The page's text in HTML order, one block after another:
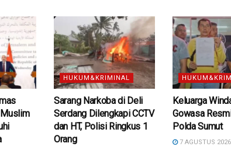
HUKUM&KRIMINAL
Sarang Narkoba di Deli
Serdang Dilengkapi CCTV
dan HT, Polisi Ringkus 1
Orang
Keluarga
Gowasa
Polda Sumut
7 AGUSTUS 2026